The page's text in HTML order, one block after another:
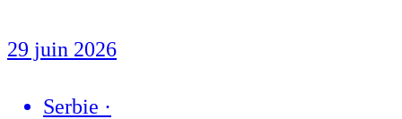
29 juin 2026
Serbie ·